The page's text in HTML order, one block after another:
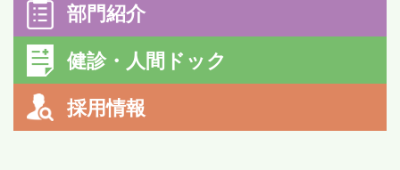
部門紹介
健診・人間ドック
採用情報